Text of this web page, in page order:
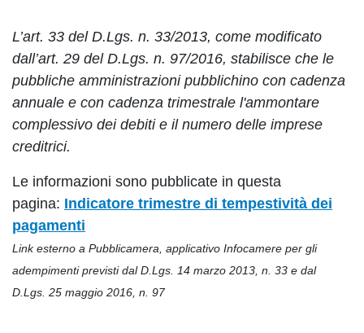
L’art. 33 del D.Lgs. n. 33/2013, come modificato
dall’art. 29 del D.Lgs. n. 97/2016, stabilisce che le
pubbliche amministrazioni pubblichino con cadenza
annuale e con cadenza trimestrale l'ammontare
complessivo dei debiti e il numero delle imprese
creditrici.
Le informazioni sono pubblicate in questa
pagina: Indicatore trimestre di tempestività dei
pagamenti
Link esterno a Pubblicamera, applicativo Infocamere per gli
adempimenti previsti dal D.Lgs. 14 marzo 2013, n. 33 e dal
D.Lgs. 25 maggio 2016, n. 97